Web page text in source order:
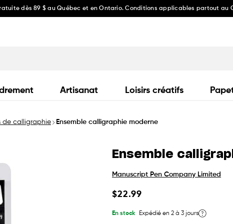
dès 89 $ au Québec et en Ontario. Conditions applicables partout au
Artisanat Loisirs créatifs
de calligraphie Ensemble calligraphie moderne
Ensemble
Manuscript Pen Company Limited
Prix
$22.99
En stock Expédié en 2 à 3 jours